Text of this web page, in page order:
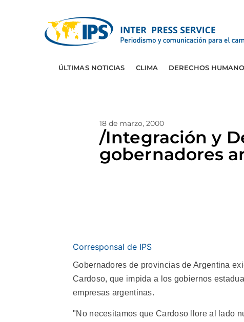
ÚLTIMAS NOTICIAS CLIMA DERECHOS
18 de marzo, 2000
/Integración y
gobernadores
Corresponsal de IPS
Gobernadores de provincias de Argentina
Cardoso, que impida a los gobiernos
empresas argentinas.
"No necesitamos que Cardoso llore al lado